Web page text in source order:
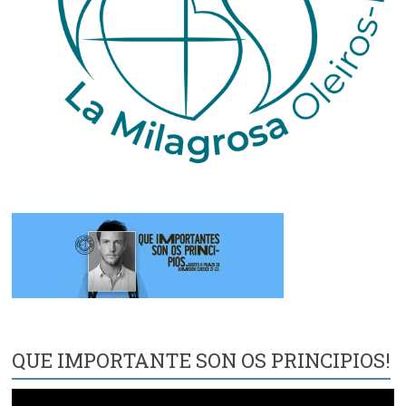
QUE IMPORTANTE SON OS PRINCIPIOS!